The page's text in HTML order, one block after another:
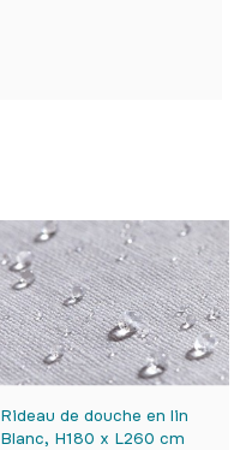
Rideau de douche en lin
Blanc, H180 x L260 cm